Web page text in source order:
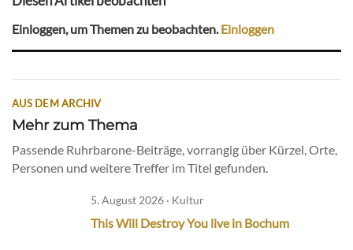
Einloggen, um Themen zu beobachten. Einloggen
AUS DEM ARCHIV
Mehr zum Thema
Passende Ruhrbarone-Beiträge, vorrangig über Kürzel, Orte,
Personen und weitere Treffer im Titel gefunden.
5. August 2026 · Kultur
This Will Destroy You live in Bochum